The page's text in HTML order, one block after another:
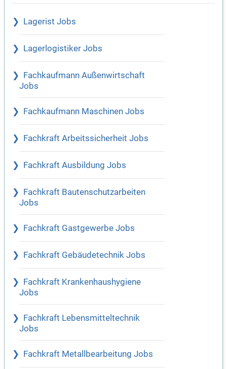
Lagerist Jobs
Lagerlogistiker Jobs
Fachkaufmann Außenwirtschaft
Jobs
Fachkaufmann Maschinen Jobs
Fachkraft Arbeitssicherheit Jobs
Fachkraft Ausbildung Jobs
Fachkraft Bautenschutzarbeiten
Jobs
Fachkraft Gastgewerbe Jobs
Fachkraft Gebäudetechnik Jobs
Fachkraft Krankenhaushygiene
Jobs
Fachkraft Lebensmitteltechnik
Jobs
Fachkraft Metallbearbeitung Jobs